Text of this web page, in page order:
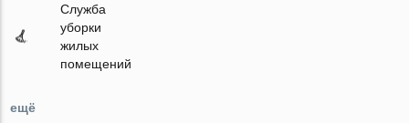
Служба
уборки
жилых
помещений
ещё